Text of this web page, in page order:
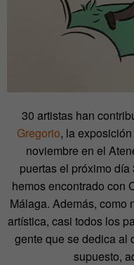
30 artistas han
Gregorio, la
noviembre en el
puertas el próximo
hemos encontrado con
Málaga. Además, como
artística, casi todos los
gente que se dedica al
supuesto,